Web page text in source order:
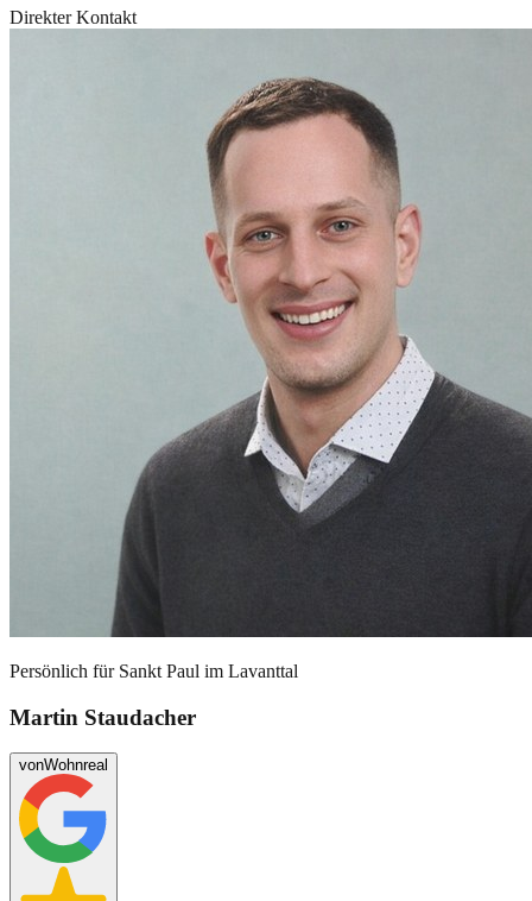
Direkter Kontakt
Persönlich für Sankt Paul im Lavanttal
Martin Staudacher
vonWohnreal